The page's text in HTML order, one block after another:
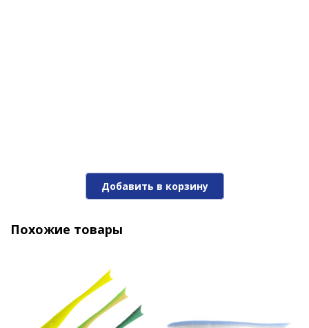
Поролоновая рыбка APS JIG-HEAD 175mm #216 UV
(3шт/упак)
Добавить в корзину
Похожие товары